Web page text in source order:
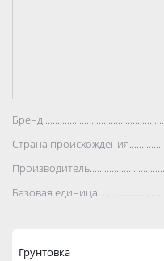
Страна
Базовая
Грунтовка